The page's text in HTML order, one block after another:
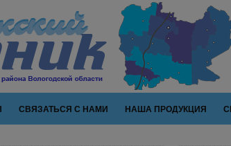
СВЯЗАТЬСЯ С НАМИ НАША ПРОДУКЦИЯ